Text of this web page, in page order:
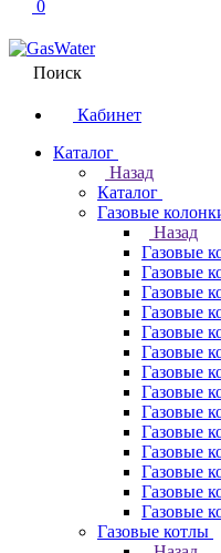
0
Поиск
Кабинет
Каталог
Назад
Каталог
Газовые
Назад
Газовые
Газовые
Газовые
Газовые
Газовые
Газовые
Газовые
Газовые
Газовые
Газовые
Газовые
Газовые
Газовые
Газовые
Газовые котлы